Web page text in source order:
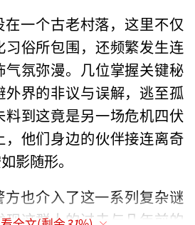
一个古老村落，这里不仅
俗所包围，还频繁发生连
氛弥漫。几位掌握关键秘
界的非议与误解，逃至孤
料到这竟是另一场危机四伏
他们身边的伙伴接连离奇
影随形。
方也介入了这一系列复杂谜
现这群人的过去与几年前的